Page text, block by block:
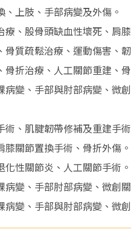
上肢、手部病變及外傷。
、股骨頭缺血性壞死、肩
質疏鬆治療、運動傷害、
折治療、人工關節重建、
變、手部與肘部病變、微
、肌腱韌帶修補及重建手
關節置換手術、骨折外傷。
性關節炎、人工關節手術。
變、手部肘部病變、微創
變、手部與肘部病變、微